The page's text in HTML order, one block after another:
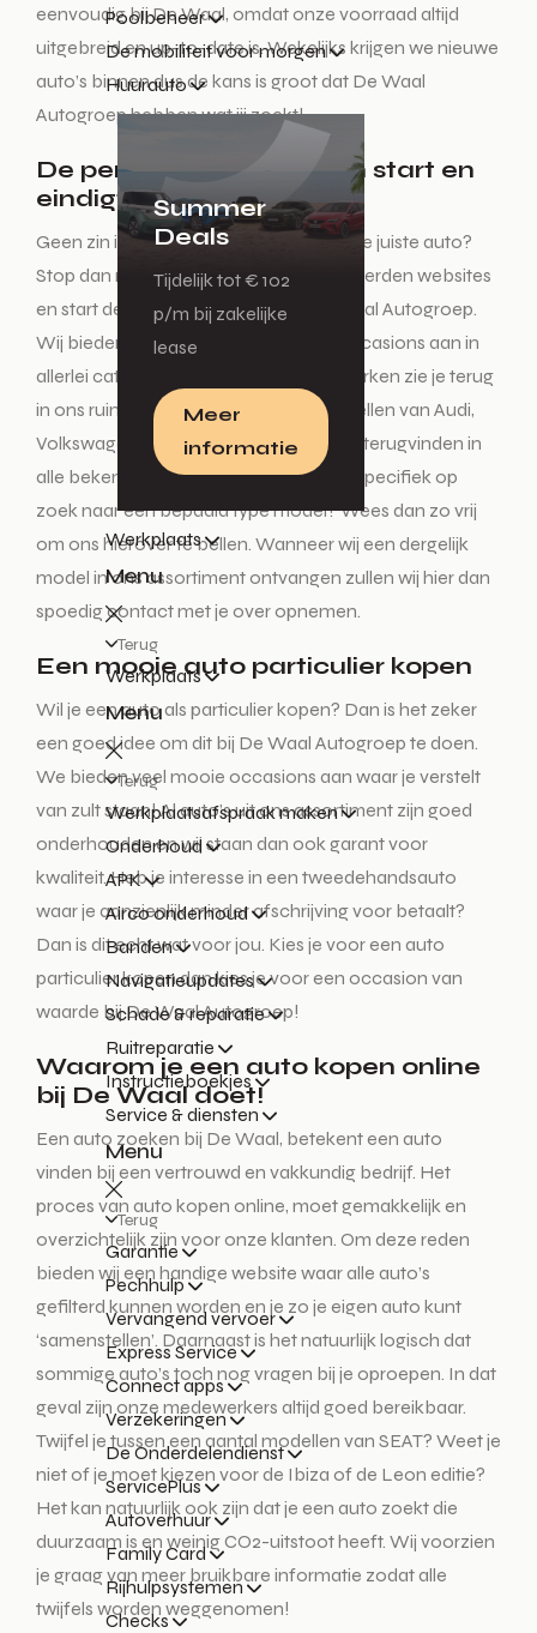
Poolbeheer
De mobiliteit voor morgen
Huurauto
Summer
Deals
Tijdelijk tot € 102
p/m bij zakelijke
lease
Meer
informatie
Werkplaats
Menu
Terug
Werkplaats
Menu
Terug
Werkplaatsafspraak maken
Onderhoud
APK
Airco onderhoud
Banden
Navigatieupdates
Schade & reparatie
Ruitreparatie
Instructieboekjes
Service & diensten
Menu
Terug
Garantie
Pechhulp
Vervangend vervoer
Express Service
Connect apps
Verzekeringen
De Onderdelendienst
ServicePlus
Autoverhuur
Family Card
Rijhulpsystemen
Checks
eenvoudig bij De Waal, omdat onze voorraad altijd
uitgebreid en up-to-date is. Wekelijks krijgen we nieuwe
auto’s binnen dus de kans is groot dat De Waal
Autogroep hebben wat jij zoekt!
De perfecte auto zoeken start en
eindigt hier!
Geen zin in een lange zoektocht naar de juiste auto?
Stop dan met het auto zoeken op honderden websites
en start deze tocht enkel nog bij De Waal Autogroep.
Wij bieden diverse nieuwe auto’s en occasions aan in
allerlei categorieën. Alle vertrouwde merken zie je terug
in ons ruime aanbod. De mooiste modellen van Audi,
Volkswagen, Škoda en SEAT kun je hier terugvinden in
alle bekende uitvoeringen. Ben je heel specifiek op
zoek naar een bepaald type model? Wees dan zo vrij
om ons hierover te bellen. Wanneer wij een dergelijk
model in ons assortiment ontvangen zullen wij hier dan
spoedig contact met je over opnemen.
Een mooie auto particulier kopen
Wil je een auto als particulier kopen? Dan is het zeker
een goed idee om dit bij De Waal Autogroep te doen.
We bieden veel mooie occasions aan waar je verstelt
van zult staan! Al auto’s uit ons assortiment zijn goed
onderhouden en wij staan dan ook garant voor
kwaliteit. Heb je interesse in een tweedehandsauto
waar je aanzienlijk minder afschrijving voor betaalt?
Dan is dit echt wat voor jou. Kies je voor een auto
particulier kopen dan kies je voor een occasion van
waarde bij De Waal Autogroep!
Waarom je een auto kopen online
bij De Waal doet!
Een auto zoeken bij De Waal, betekent een auto
vinden bij een vertrouwd en vakkundig bedrijf. Het
proces van auto kopen online, moet gemakkelijk en
overzichtelijk zijn voor onze klanten. Om deze reden
bieden wij een handige website waar alle auto’s
gefilterd kunnen worden en je zo je eigen auto kunt
‘samenstellen’. Daarnaast is het natuurlijk logisch dat
sommige auto’s toch nog vragen bij je oproepen. In dat
geval zijn onze medewerkers altijd goed bereikbaar.
Twijfel je tussen een aantal modellen van SEAT? Weet je
niet of je moet kiezen voor de Ibiza of de Leon editie?
Het kan natuurlijk ook zijn dat je een auto zoekt die
duurzaam is en weinig CO2-uitstoot heeft. Wij voorzien
je graag van meer bruikbare informatie zodat alle
twijfels worden weggenomen!